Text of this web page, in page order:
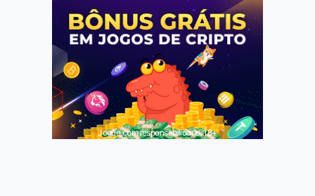
Jogue com responsabilidade. 18+